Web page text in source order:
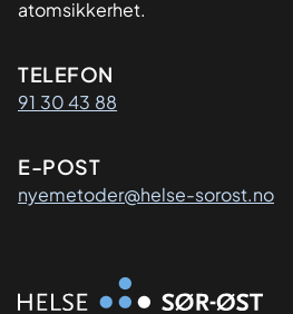
atomsikkerhet.
Kontaktinformasjon
TELEFON
91 30 43 88
E-POST
nyemetoder@helse-sorost.no
Organisasjon